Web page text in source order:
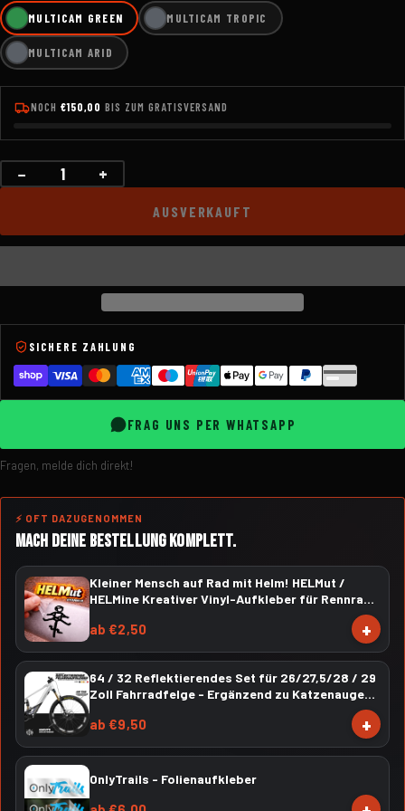
MULTICAM GREEN MULTICAM TROPIC
MULTICAM ARID
NOCH €150,00 BIS ZUM GRATISVERSAND
−
Menge +
AUSVERKAUFT
SICHERE ZAHLUNG
FRAG UNS PER WHATSAPP
Fragen, melde dich direkt!
⚡ OFT DAZUGENOMMEN
MACH DEINE BESTELLUNG KOMPLETT.
Kleiner Mensch auf Rad mit Helm! HELMut /
HELMine Kreativer Vinyl-Aufkleber für Rennrad,
ab €2,50 +
64 / 32 Reflektierendes Set für 26/27,5/28 / 29
Zoll Fahrradfelge - Ergänzend zu Katzenaugen -
ab €9,50 +
OnlyTrails - Folienaufkleber